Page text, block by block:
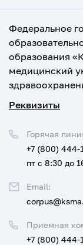
Федеральное
образования
медицинский
Реквизиты
Приемная
+7 (800) 444-
Горячая
+7 (800) 444-
пт с 8:30 до
Email: